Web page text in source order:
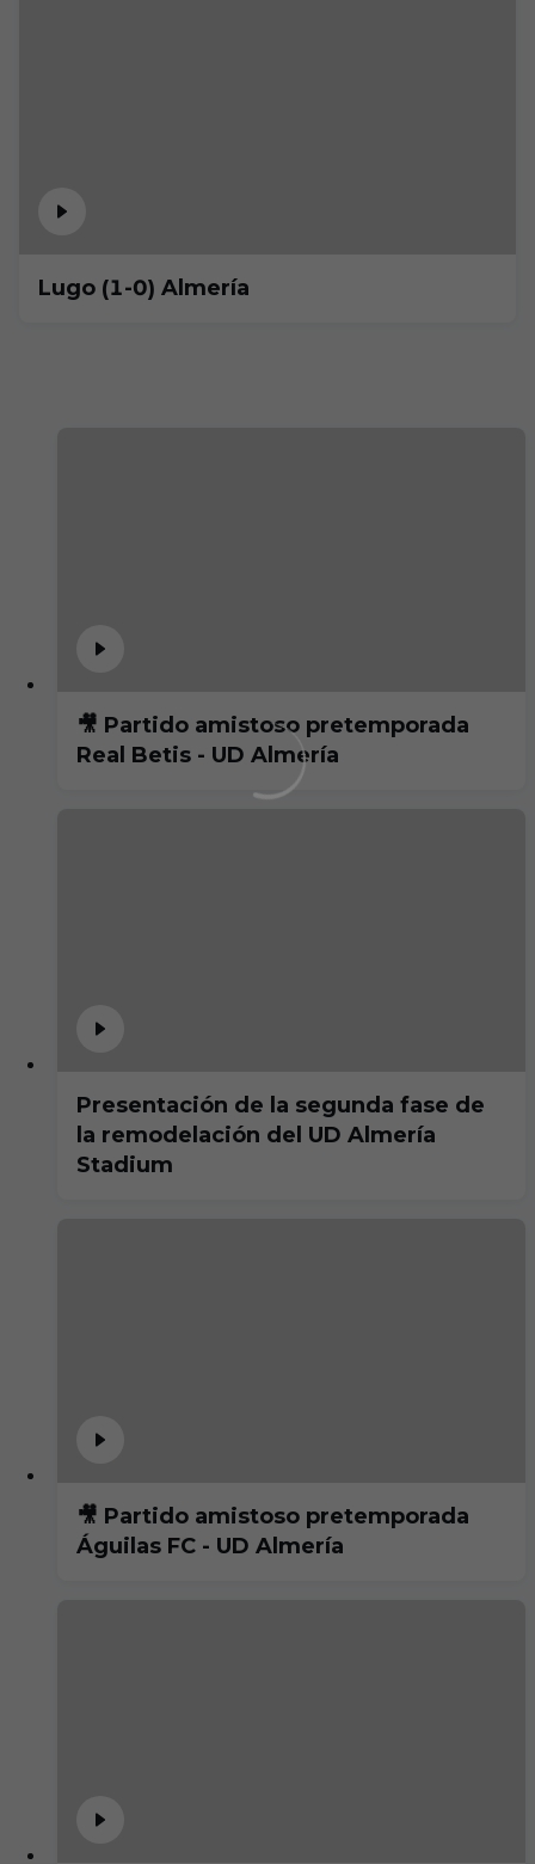
Lugo (1-0) Almería
🎥 Partido amistoso pretemporada
Real Betis - UD Almería
Presentación de la segunda fase de
la remodelación del UD Almería
Stadium
🎥 Partido amistoso pretemporada
Águilas FC - UD Almería